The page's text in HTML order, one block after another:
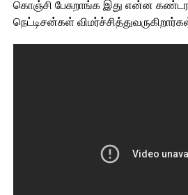
கொஞ்சி பேசுறாங்க இது என்ன
நெட்டிசன்கள்